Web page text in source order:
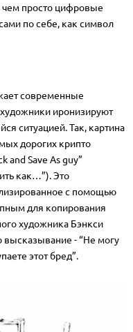
просто цифровые
по себе, как символ
современные
иронизируют
ситуацией. Так, картина
дорогих крипто
and Save As guy”
как…”). Это
с помощью
для копирования
художника Бэнкси
высказывание - “Не могу
этот бред”.